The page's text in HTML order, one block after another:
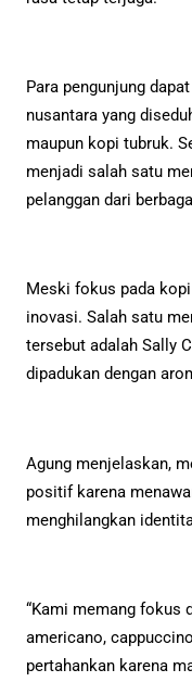
Para pengunjung
nusantara yang
maupun kopi tubruk.
menjadi salah satu
pelanggan dari
Meski fokus pada
inovasi. Salah satu
tersebut adalah Sally
dipadukan dengan
Agung menjelaskan,
positif karena
menghilangkan
“Kami memang fokus
americano,
pertahankan karena